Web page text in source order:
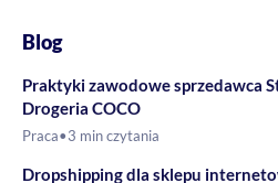
Blog
Praktyki zawodowe sprzedawca
Drogeria COCO
Praca•3 min czytania
Dropshipping dla sklepu